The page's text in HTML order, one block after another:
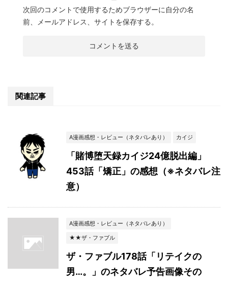
次回のコメントで使用するためブラウザーに自分の名
前、メールアドレス、サイトを保存する。
関連記事
A漫画感想・レビュー（ネタバレあり） カイジ
「賭博堕天録カイジ24億脱出編」
453話「矯正」の感想（※ネタバレ注
意）
A漫画感想・レビュー（ネタバレあり）
★★ザ・ファブル
ザ・ファブル178話「リテイクの
男…。」のネタバレ予告画像その